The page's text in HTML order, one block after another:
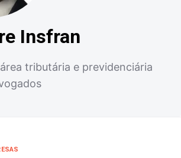
Insfran
tributária e previdenciária